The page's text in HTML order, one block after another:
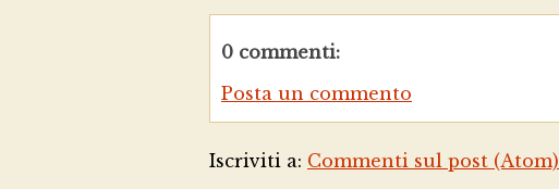
0 commenti:
Posta un commento
Iscriviti a: Commenti sul post (Atom)